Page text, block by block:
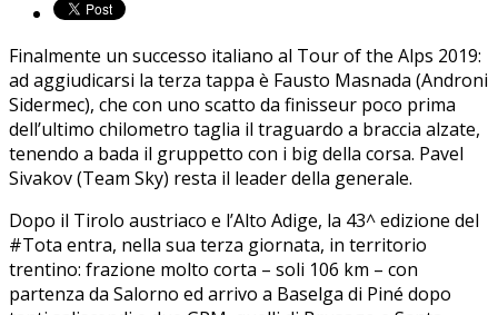
Finalmente un successo italiano al Tour of the Alps 2019:
ad aggiudicarsi la terza tappa è Fausto Masnada (Androni
Sidermec), che con uno scatto da finisseur poco prima
dell’ultimo chilometro taglia il traguardo a braccia alzate,
tenendo a bada il gruppetto con i big della corsa. Pavel
Sivakov (Team Sky) resta il leader della generale.
Dopo il Tirolo austriaco e l’Alto Adige, la 43^ edizione del
#Tota entra, nella sua terza giornata, in territorio
trentino: frazione molto corta – soli 106 km – con
partenza da Salorno ed arrivo a Baselga di Piné dopo